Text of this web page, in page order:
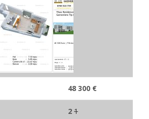
48 300 €
2 1